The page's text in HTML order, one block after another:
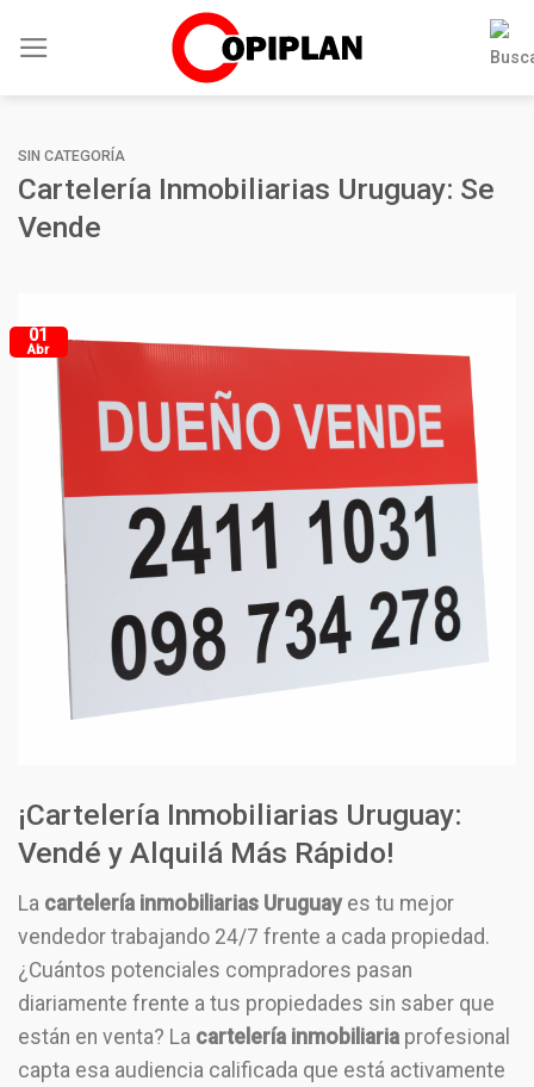
SIN CATEGORÍA
Cartelería Inmobiliarias Uruguay: Se
Vende
01
Abr
¡Cartelería Inmobiliarias Uruguay:
Vendé y Alquilá Más Rápido!
La cartelería inmobiliarias Uruguayes tu mejor
vendedor trabajando 24/7 frente a cada propiedad.
¿Cuántos potenciales compradores pasan
diariamente frente a tus propiedades sin saber que
están en venta? La cartelería inmobiliaria profesional
capta esa audiencia calificada que está activamente